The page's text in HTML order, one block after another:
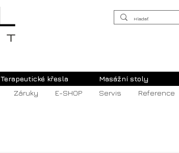
Terapeutické křesla Masážní stoly
Záruky E-SHOP Servis Reference